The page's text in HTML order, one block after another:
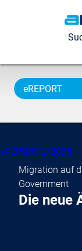
eREPORT
eREPORT 2/2025
Migration auf
Government
Die neue